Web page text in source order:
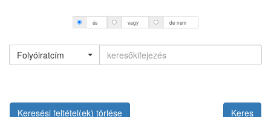
és vagy de nem
Folyóiratcím
Keresési feltétel(ek) törlése